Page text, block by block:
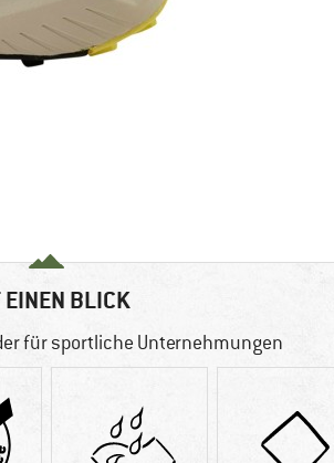
EINEN BLICK
für sportliche Unternehmungen